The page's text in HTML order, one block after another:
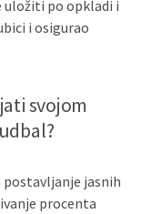
uložiti po opkladi i
i osigurao
svojom
jasnih
procenta